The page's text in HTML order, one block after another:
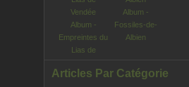
Album -
Empreintes du
Lias de
Album -
Fossiles-de-
Albien
Articles Par Catégorie